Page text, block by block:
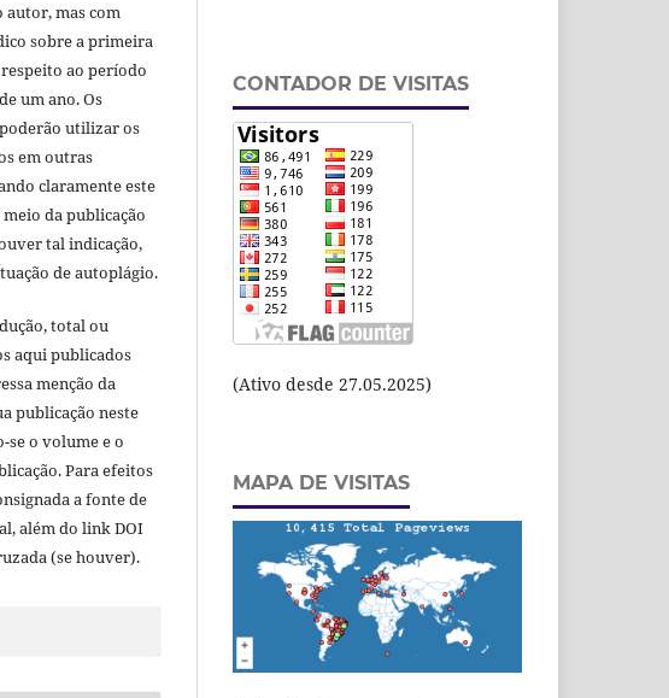
autor, mas com
sobre a primeira
ao período
um ano. Os
utilizar os
em outras
claramente este
da publicação
tal indicação,
de autoplágio.
total ou
aqui publicados
menção da
publicação neste
se o volume e o
Para efeitos
a fonte de
além do link DOI
(se houver).
CONTADOR DE VISITAS
(Ativo desde 27.05.2025)
MAPA DE VISITAS